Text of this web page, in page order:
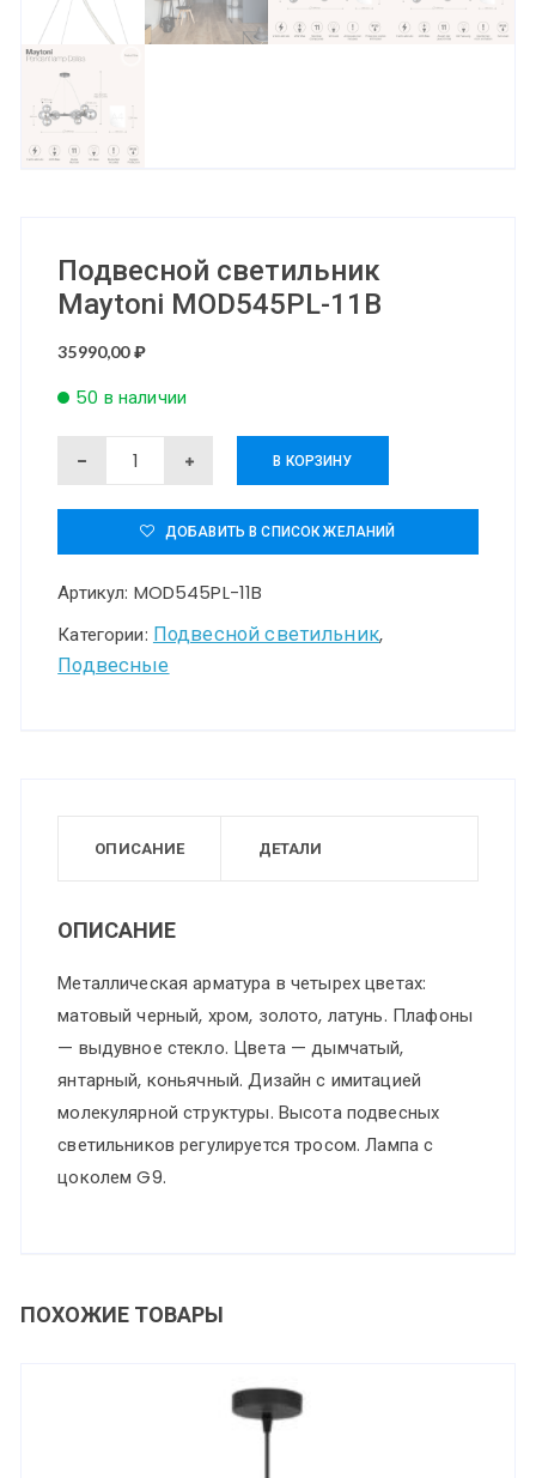
Подвесной светильник
Maytoni MOD545PL-11B
35990,00₽
50 в наличии
Количество
Подвесной
светильник
Maytoni
MOD545PL-
11B
В КОРЗИНУ
ДОБАВИТЬ В СПИСОК ЖЕЛАНИЙ
Артикул: MOD545PL-11B
Категории: Подвесной светильник,
Подвесные
ОПИСАНИЕ ДЕТАЛИ
ОПИСАНИЕ
Металлическая арматура в четырех цветах:
матовый черный, хром, золото, латунь. Плафоны
— выдувное стекло. Цвета — дымчатый,
янтарный, коньячный. Дизайн с имитацией
молекулярной структуры. Высота подвесных
светильников регулируется тросом. Лампа с
цоколем G9.
ПОХОЖИЕ ТОВАРЫ